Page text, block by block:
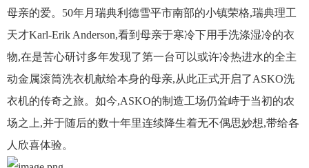
母亲的爱。50年月瑞典利德雪平市南部的小镇荣格,瑞典理工
天才Karl-Erik Anderson,看到母亲于寒冷下用手洗涤湿冷的衣
物,在是苦心研讨多年发现了第一台可以或许冷热进水的全主
动金属滚筒洗衣机献给本身的母亲,从此正式开启了ASKO洗
衣机的传奇之旅。如今,ASKO的制造工场仍耸峙于当初的农
场之上,并于随后的数十年里连续降生着无不偶思妙想,带给各
人欣喜体验。